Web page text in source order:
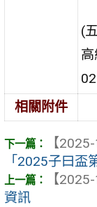
(
相關附件
【
「2025子曰盃
【
資訊